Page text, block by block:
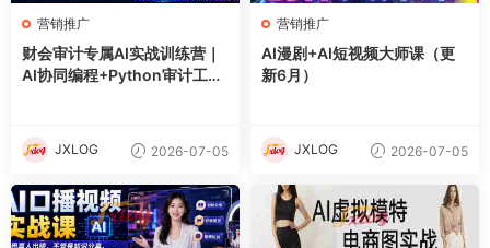
营销推广
财会审计专属AI实战训练营｜
AI协同编程+Python审计工具
JXLOG 2026-07-05
营销推广
AI漫剧+AI短视频大师课（更
新6月）
JXLOG 2026-07-05